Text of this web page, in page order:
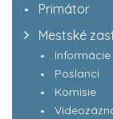
Primátor
Mestské
Informácie
Poslanci
Komisie